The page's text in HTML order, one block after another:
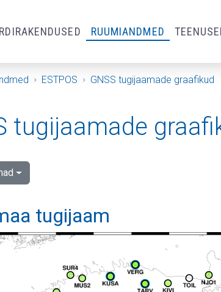
RUUMIANDMED
ESTPOS GNSS tugijaamade graafikud
tugijaamade
tugijaam